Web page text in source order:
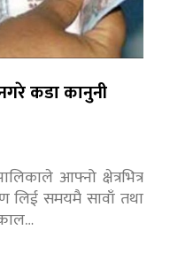
कडा कानुनी
आफ्नो क्षेत्रभित्र
लिई समयमै सावाँ तथा